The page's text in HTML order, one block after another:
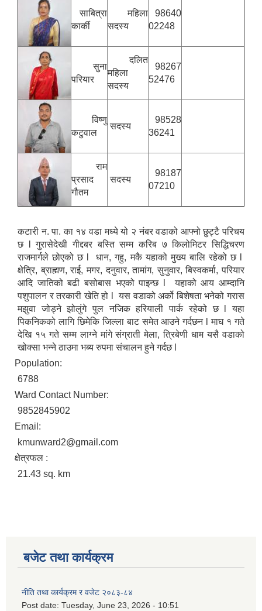
साबित्रा
कार्की
महिला
सदस्य
98640
02248
सुना
परियार
दलित
महिला
सदस्य
98267
52476
विष्णु
कटुवाल
सदस्य
98528
36241
राम
प्रसाद
गौतम
सदस्य
98187
07210
कटारी न. पा. का १४ वडा मध्ये यो २ नंबर वडाको आफ्नो छुट्टै परिचय
छ l गुरासेदेखी गीद्दबर बस्ति सम्म करिब ७ किलोमिटर सिद्धिचरण
राजमार्गले छोएको छ l धान, गहु, मकै यहाको मुख्य बालि रहेको छ l
क्षेत्रि, ब्राह्मण, राई, मगर, दनुवार, तामांग, सुनुवार, बिस्वकर्मा, परियार
आदि जातिको बढी बसोबास भएको पाइन्छ l यहाको आय आम्दानि
पशुपालन र तरकारी खेति हो l यस वडाको अर्को बिशेषता भनेको गरास
मझुवा जोड्ने झोलुंगे पुल नजिक हरियाली पार्क रहेको छ l यहा
पिकनिकको लागि छिमेकि जिल्ला बाट समेत आउने गर्दछन l माघ १ गते
देखि १५ गते सम्म लाग्ने मांगे संग्राती मेला, त्रिबेणी धाम यसै वडाको
खोक्सा भन्ने ठाउमा भब्य रुपमा संचालन हुने गर्दछ l
Population:
6788
Ward Contact Number:
9852845902
Email:
kmunward2@gmail.com
क्षेत्रफल :
21.43 sq. km
बजेट तथा कार्यक्रम
नीति तथा कार्यक्रम र वजेट २०८३-८४
Post date: Tuesday, June 23, 2026 - 10:51